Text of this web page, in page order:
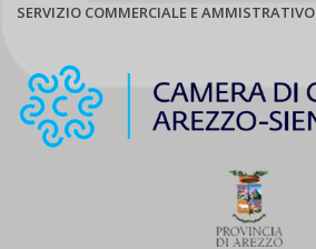
SERVIZIO COMMERCIALE E AMMISTRATIVO